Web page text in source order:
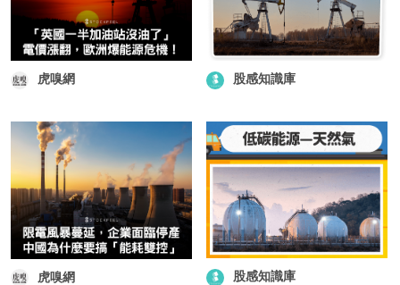
虎嗅網 股感知識庫
虎嗅網 股感知識庫